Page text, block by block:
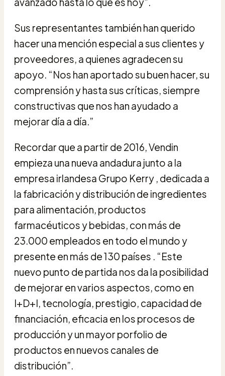
Sus representantes también han querido
hacer una mención especial a sus clientes y
proveedores, a quienes agradecen su
apoyo. “Nos han aportado su buen hacer, su
comprensión y hasta sus críticas, siempre
constructivas que nos han ayudado a
mejorar día a día.”
Recordar que a partir de 2016, Vendin
empieza una nueva andadura junto a la
empresa irlandesa Grupo Kerry , dedicada a
la fabricación y distribución de ingredientes
para alimentación, productos
farmacéuticos y bebidas, con más de
23.000 empleados en todo el mundo y
presente en más de 130 países . “Este
nuevo punto de partida nos da la posibilidad
de mejorar en varios aspectos, como en
I+D+I, tecnología, prestigio, capacidad de
financiación, eficacia en los procesos de
producción y un mayor porfolio de
productos en nuevos canales de
distribución”.